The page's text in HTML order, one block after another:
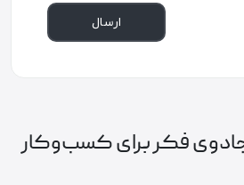
ارسال
فکر برای کسب‌وکار